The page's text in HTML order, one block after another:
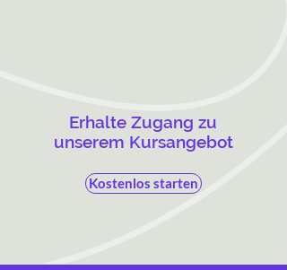
Erhalte Zugang zu
unserem Kursangebot
Kostenlos starten